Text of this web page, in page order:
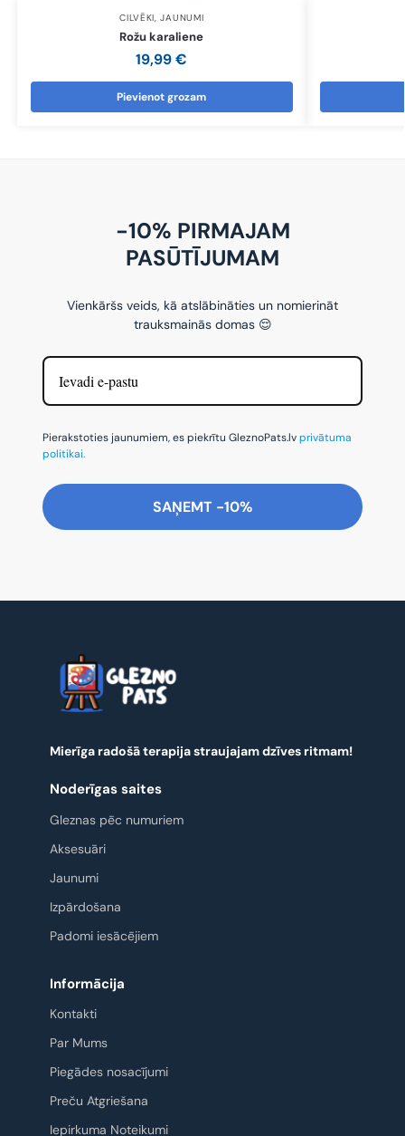
CILVĒKI,JAUNUMI
Rožu karaliene
19,99€
Pievienot grozam
-10% PIRMAJAM
PASŪTĪJUMAM
Vienkāršs veids, kā atslābināties un nomierināt
trauksmainās domas 😌
Pierakstoties jaunumiem, es piekrītu GleznoPats.lvprivātuma
politikai.
SAŅEMT -10%
Mierīga radošā terapija straujajam dzīves ritmam!
Noderīgas saites
Gleznas pēc numuriem
Aksesuāri
Jaunumi
Izpārdošana
Padomi iesācējiem
Informācija
Kontakti
Par Mums
Piegādes nosacījumi
Preču Atgriešana
Iepirkuma Noteikumi